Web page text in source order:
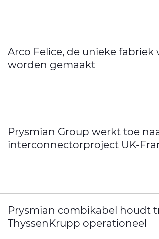
Arco Felice, de unieke
worden gemaakt
Prysmian Group werkt toe
interconnectorproject UK-
Prysmian combikabel houdt
ThyssenKrupp operationeel